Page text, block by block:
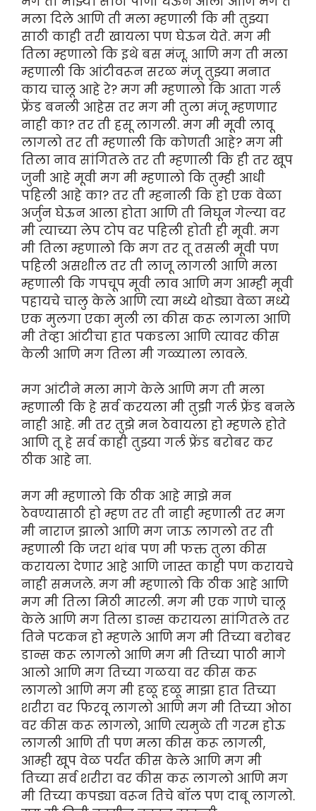
मला दिले आणि ती मला म्हणाली कि मी तुझ्या
साठी काही तरी खायला पण घेऊन येते. मग मी
तिला म्हणालो कि इथे बस मंजू. आणि मग ती मला
म्हणाली कि आंटीवरून सरळ मंजू तुझ्या मनात
काय चालू आहे रे? मग मी म्हणालो कि आता गर्ल
फ्रेंड बनली आहेस तर मग मी तुला मंजू म्हणणार
नाही का? तर ती हसू लागली. मग मी मूवी लावू
लागलो तर ती म्हणाली कि कोणती आहे? मग मी
तिला नाव सांगितले तर ती म्हणाली कि ही तर खूप
जुनी आहे मूवी मग मी म्हणालो कि तुम्ही आधी
पहिली आहे का? तर ती म्हनाली कि हो एक वेळा
अर्जुन घेऊन आला होता आणि ती निघून गेल्या वर
मी त्याच्या लेप टोप वर पहिली होती ही मूवी. मग
मी तिला म्हणालो कि मग तर तू तसली मूवी पण
पहिली असशील तर ती लाजू लागली आणि मला
म्हणाली कि गपचूप मूवी लाव आणि मग आम्ही मूवी
पहायचे चालु केले आणि त्या मध्ये थोड्या वेळा मध्ये
एक मुलगा एका मुली ला कीस करू लागला आणि
मी तेव्हा आंटीचा हात पकडला आणि त्यावर कीस
केली आणि मग तिला मी गळ्याला लावले.
मग आंटीने मला मागे केले आणि मग ती मला
म्हणाली कि हे सर्व करयला मी तुझी गर्ल फ्रेंड बनले
नाही आहे. मी तर तुझे मन ठेवायला हो म्हणले होते
आणि तू हे सर्व काही तुझ्या गर्ल फ्रेंड बरोबर कर
ठीक आहे ना.
मग मी म्हणालो कि ठीक आहे माझे मन
ठेवण्यासाठी हो म्हण तर ती नाही म्हणाली तर मग
मी नाराज झालो आणि मग जाऊ लागलो तर ती
म्हणाली कि जरा थांब पण मी फक्त तुला कीस
करायला देणार आहे आणि जास्त काही पण करायचे
नाही समजले. मग मी म्हणालो कि ठीक आहे आणि
मग मी तिला मिठी मारली. मग मी एक गाणे चालू
केले आणि मग तिला डान्स करायला सांगितले तर
तिने पटकन हो म्हणले आणि मग मी तिच्या बरोबर
डान्स करू लागलो आणि मग मी तिच्या पाठी मागे
आलो आणि मग तिच्या गळया वर कीस करू
लागलो आणि मग मी हळू हळू माझा हात तिच्या
शरीरा वर फिरवू लागलो आणि मग मी तिच्या ओठा
वर कीस करू लागलो, आणि त्यमुळे ती गरम होऊ
लागली आणि ती पण मला कीस करू लागली,
आम्ही खूप वेळ पर्यंत कीस केले आणि मग मी
तिच्या सर्व शरीरा वर कीस करू लागलो आणि मग
मी तिच्या कपड्या वरून तिचे बॉल पण दाबू लागलो.